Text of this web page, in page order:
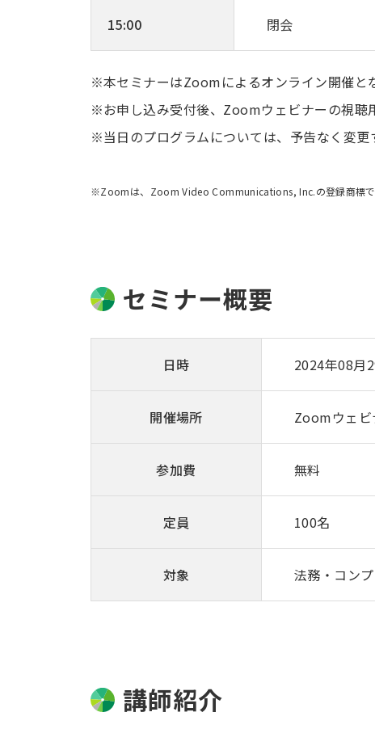
15:00 閉会
本セミナーはZoomによるオンライン開催と
お申し込み受付後、Zoomウェビナーの視聴
当日のプログラムについては、予告なく変更
※Zoomは、Zoom Video Communications, Inc.の登録商標で
セミナー概要
日時 2024年08月
開催場所 Zoomウェビ
参加費 無料
定員 100名
対象 法務・コン
講師紹介